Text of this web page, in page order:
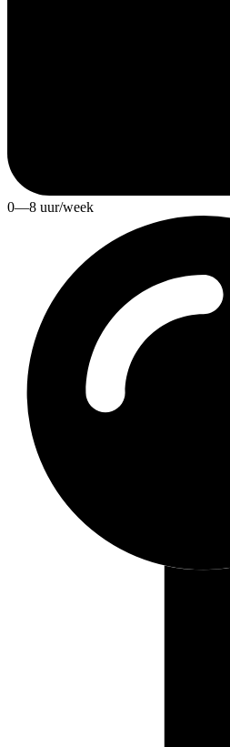
0—8 uur/week